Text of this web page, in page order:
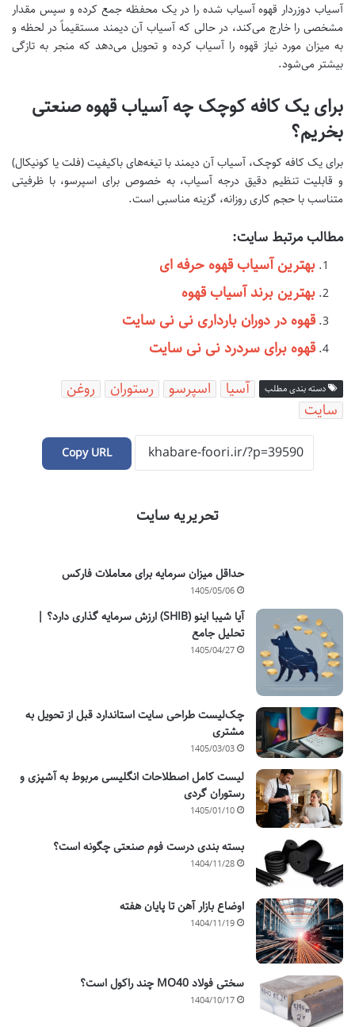
آسیاب دوزردار قهوه آسیاب شده را در یک محفظه جمع کرده و سپس مقدار
مشخصی را خارج می‌کند، در حالی که آسیاب آن دیمند مستقیماً در لحظه و
به میزان مورد نیاز قهوه را آسیاب کرده و تحویل می‌دهد که منجر به تازگی
بیشتر می‌شود.
برای یک کافه کوچک چه آسیاب قهوه صنعتی
بخریم؟
برای یک کافه کوچک، آسیاب آن دیمند با تیغه‌های باکیفیت (فلت یا کونیکال)
و قابلیت تنظیم دقیق درجه آسیاب، به خصوص برای اسپرسو، با ظرفیتی
متناسب با حجم کاری روزانه، گزینه مناسبی است.
مطالب مرتبط سایت:
بهترین آسیاب قهوه حرفه ای
بهترین برند آسیاب قهوه
قهوه در دوران بارداری نی نی سایت
قهوه برای سردرد نی نی سایت
دسته بندی مطلب آسیا اسپرسو رستوران
روغن
سایت
Copy URL
تحریریه سایت
حداقل میزان سرمایه برای معاملات فارکس
1405/05/06
آیا شیبا اینو (SHIB) ارزش سرمایه گذاری دارد؟ |
تحلیل جامع
1405/04/27
چک‌لیست طراحی سایت استاندارد قبل از تحویل به
مشتری
1405/03/03
لیست کامل اصطلاحات انگلیسی مربوط به آشپزی و
رستوران گردی
1405/01/10
بسته بندی درست فوم صنعتی چگونه است؟
1404/11/28
اوضاع بازار آهن تا پایان هفته
1404/11/19
سختی فولاد MO40 چند راکول است؟
1404/10/17